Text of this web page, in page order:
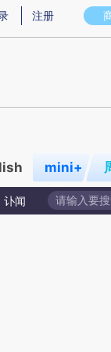
图存在偏差。不代表
注册
mini+
讣闻